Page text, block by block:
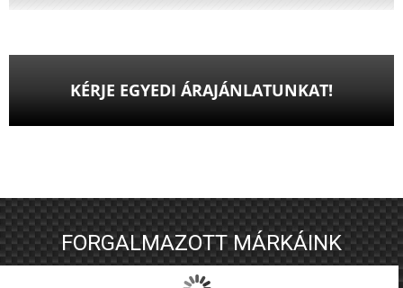
KÉRJE EGYEDI ÁRAJÁNLATUNKAT!
FORGALMAZOTT MÁRKÁINK